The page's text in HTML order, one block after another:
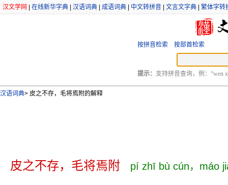
汉文学网 在线新华字典 汉语词典 成语词典 中文转拼音 文言文字典 繁体字转
按拼音检索 按部首检索
提示： 支持拼音查询，例：“wen
汉语词典> 皮之不存，毛将焉附的解释
皮之不存，毛将焉附 pí zhī bù cún，máo